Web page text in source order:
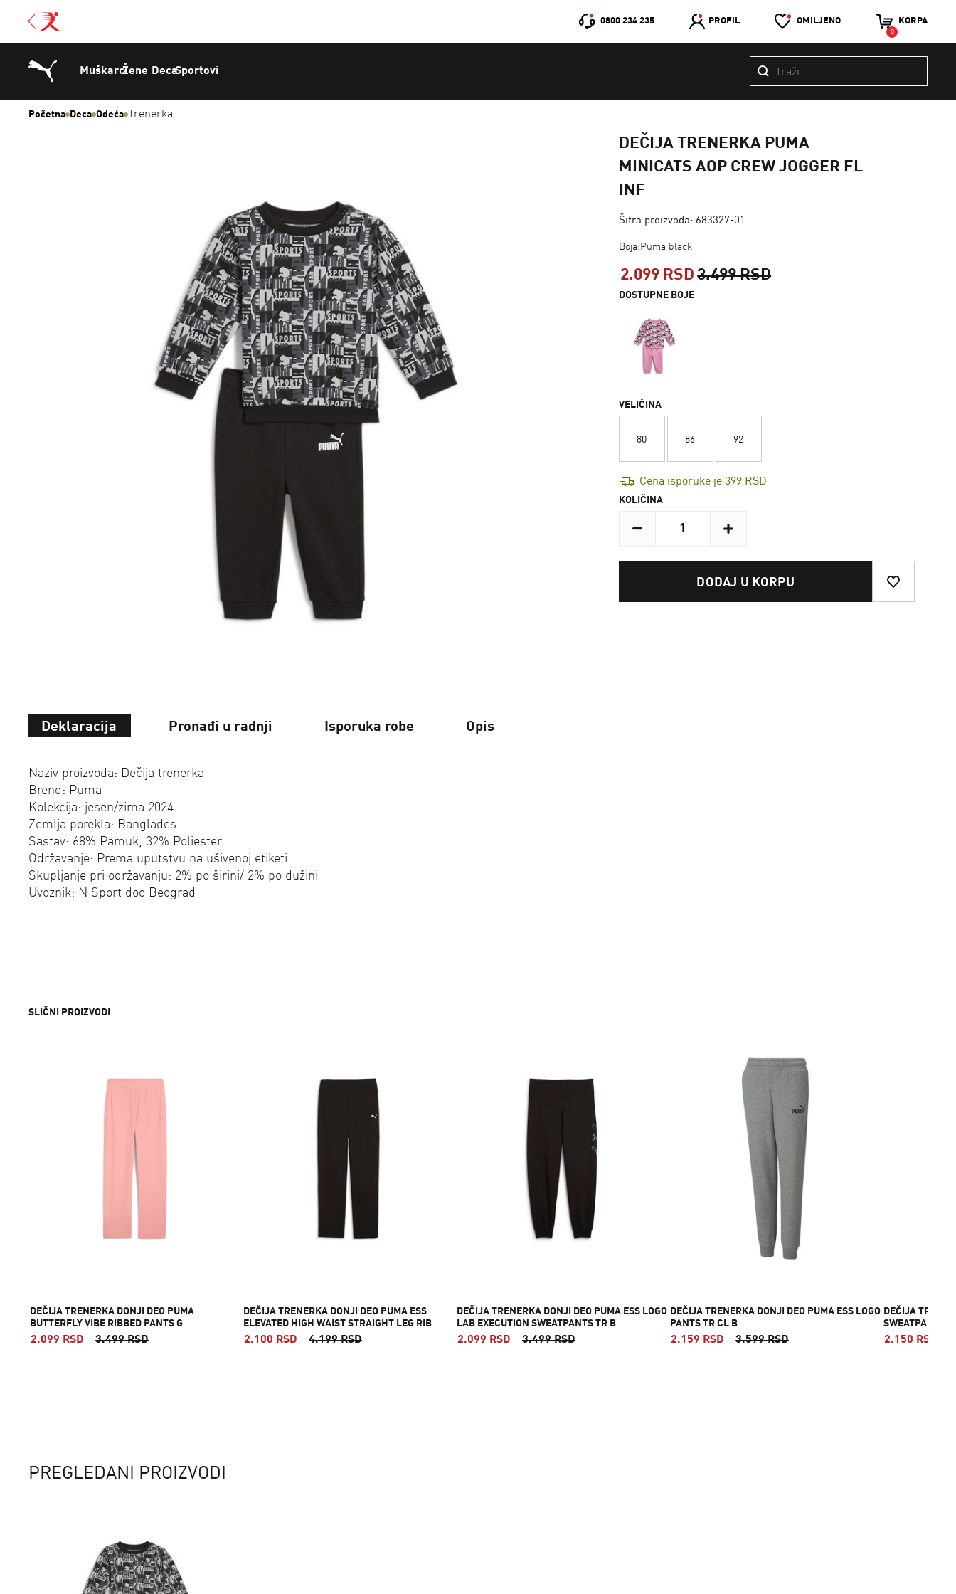
0800 234 235 PROFIL OMILJENO KORPA
0
MuškarciŽene DecaSportovi
Početna Deca Odeća Trenerka
Deklaracija Pronađi u radnji Isporuka robe Opis
Naziv proizvoda: Dečija trenerka
Brend: Puma
Kolekcija: jesen/zima 2024
Zemlja porekla: Banglades
Sastav: 68% Pamuk, 32% Poliester
Održavanje: Prema uputstvu na ušivenoj etiketi
Skupljanje pri održavanju: 2% po širini/ 2% po dužini
Uvoznik: N Sport doo Beograd
DEČIJA TRENERKA PUMA
MINICATS AOP CREW JOGGER FL
INF
Šifra proizvoda: 683327-01
Boja:Puma black
2.099 RSD 3.499 RSD
DOSTUPNE BOJE
VELIČINA
80 86 92
Cena isporuke je 399 RSD
KOLIČINA
DODAJ U KORPU
SLIČNI PROIZVODI
DEČIJA TRENERKA DONJI DEO PUMA
BUTTERFLY VIBE RIBBED PANTS G
2.099 RSD 3.499 RSD
DEČIJA TRENERKA DONJI DEO PUMA ESS
ELEVATED HIGH WAIST STRAIGHT LEG RIB
PANTS G
2.100 RSD 4.199 RSD
DEČIJA TRENERKA DONJI DEO PUMA ESS LOGO
LAB EXECUTION SWEATPANTS TR B
2.099 RSD 3.499 RSD
DEČIJA TRENERKA DONJI DEO PUMA ESS LOGO
PANTS TR CL B
2.159 RSD 3.599 RSD
DEČIJA
SWEATPANTS
2.150 RSD
PREGLEDANI PROIZVODI